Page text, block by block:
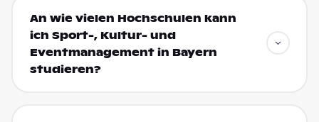
An wie vielen Hochschulen kann
ich Sport-, Kultur- und
Eventmanagement in Bayern
studieren?